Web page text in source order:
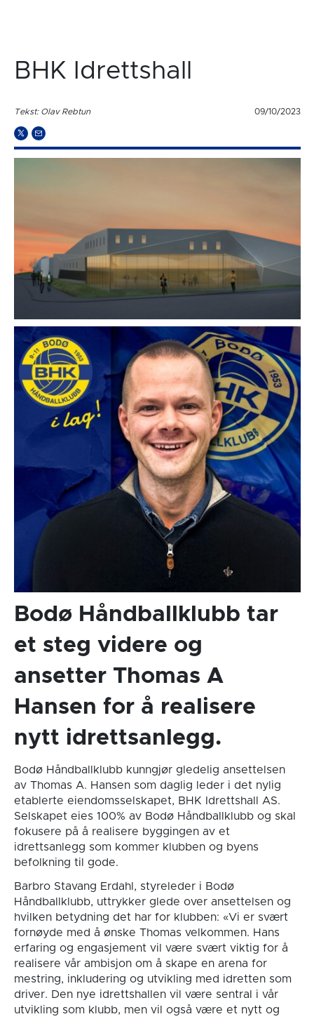
BHK Idrettshall
Tekst: Olav Rebtun 09/10/2023
Bodø Håndballklubb tar
et steg videre og
ansetter Thomas A
Hansen for å realisere
nytt idrettsanlegg.
Bodø Håndballklubb kunngjør gledelig ansettelsen
av Thomas A. Hansen som daglig leder i det nylig
etablerte eiendomsselskapet, BHK Idrettshall AS.
Selskapet eies 100% av Bodø Håndballklubb og skal
fokusere på å realisere byggingen av et
idrettsanlegg som kommer klubben og byens
befolkning til gode.
Barbro Stavang Erdahl, styreleder i Bodø
Håndballklubb, uttrykker glede over ansettelsen og
hvilken betydning det har for klubben: «Vi er svært
fornøyde med å ønske Thomas velkommen. Hans
erfaring og engasjement vil være svært viktig for å
realisere vår ambisjon om å skape en arena for
mestring, inkludering og utvikling med idretten som
driver. Den nye idrettshallen vil være sentral i vår
utvikling som klubb, men vil også være et nytt og